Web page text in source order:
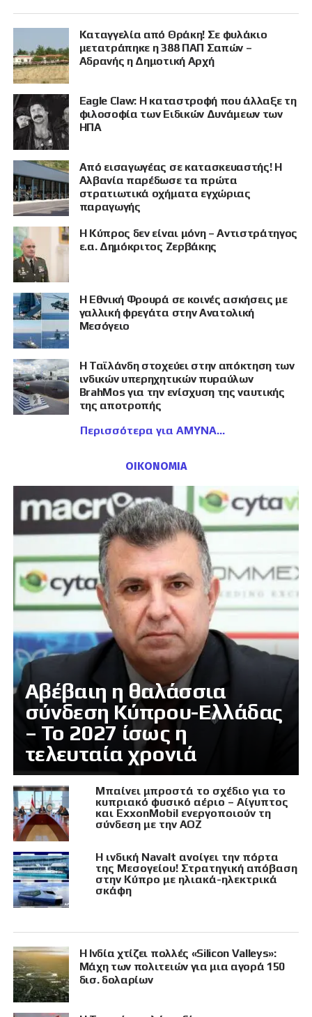
Καταγγελία από Θράκη! Σε φυλάκιο
μετατράπηκε η 388 ΠΑΠ Σαπών –
Αδρανής η Δημοτική Αρχή
Eagle Claw: Η καταστροφή που άλλαξε τη
φιλοσοφία των Ειδικών Δυνάμεων των
ΗΠΑ
Από εισαγωγέας σε κατασκευαστής! Η
Αλβανία παρέδωσε τα πρώτα
στρατιωτικά οχήματα εγχώριας
παραγωγής
Η Κύπρος δεν είναι μόνη – Αντιστράτηγος
ε.α. Δημόκριτος Ζερβάκης
Η Εθνική Φρουρά σε κοινές ασκήσεις με
γαλλική φρεγάτα στην Ανατολική
Μεσόγειο
Η Ταϊλάνδη στοχεύει στην απόκτηση των
ινδικών υπερηχητικών πυραύλων
BrahMos για την ενίσχυση της ναυτικής
της αποτροπής
Περισσότερα για ΑΜΥΝΑ
ΟΙΚΟΝΟΜΙΑ
Αβέβαιη η θαλάσσια
σύνδεση Κύπρου-Ελλάδας
– Το 2027 ίσως η
τελευταία χρονιά
Μπαίνει μπροστά το σχέδιο για το
κυπριακό φυσικό αέριο – Αίγυπτος
και ExxonMobil ενεργοποιούν τη
σύνδεση με την ΑΟΖ
Η ινδική Navalt ανοίγει την πόρτα
της Μεσογείου! Στρατηγική απόβαση
στην Κύπρο με ηλιακά-ηλεκτρικά
σκάφη
Η Ινδία χτίζει πολλές «Silicon Valleys»:
Μάχη των πολιτειών για μια αγορά 150
δισ. δολαρίων